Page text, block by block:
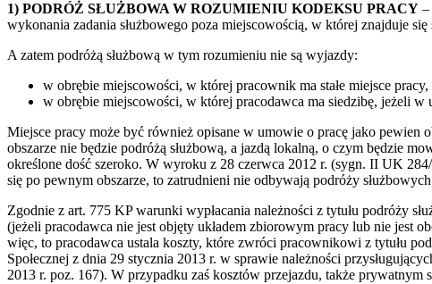
1) PODRÓŻ SŁUŻBOWA W ROZUMIENIU KODEKSU PRACY –
wykonania zadania służbowego poza miejscowością, w której znajduje
A zatem podróżą służbową w tym rozumieniu nie są wyjazdy:
w obrębie miejscowości, w której pracownik ma stałe miejsce pracy,
w obrębie miejscowości, w której pracodawca ma siedzibę, jeżeli
Miejsce pracy może być również opisane w umowie o pracę jako pewien
obszarze nie będzie podróżą służbową, a jazdą lokalną, o czym będzie
określone dość szeroko. W wyroku z 28 czerwca 2012 r. (sygn. II UK
się po pewnym obszarze, to zatrudnieni nie odbywają podróży
Zgodnie z art. 775 KP warunki wypłacania należności z tytułu podróży
(jeżeli pracodawca nie jest objęty układem zbiorowym pracy lub nie jest
więc, to pracodawca ustala koszty, które zwróci pracownikowi z tytułu
Społecznej z dnia 29 stycznia 2013 r. w sprawie należności
2013 r. poz. 167). W przypadku zaś kosztów przejazdu, także